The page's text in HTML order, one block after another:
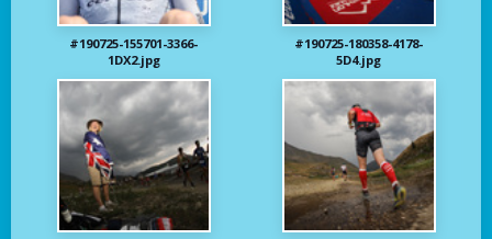
#190725-155701-3366-
1DX2.jpg
#190725-180358-4178-
5D4.jpg